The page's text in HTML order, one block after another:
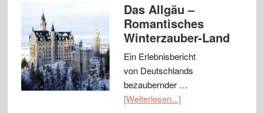
Das Allgäu –
Romantisches
Winterzauber-Land
Ein Erlebnisbericht
von Deutschlands
bezaubernder …
[Weiterlesen...]